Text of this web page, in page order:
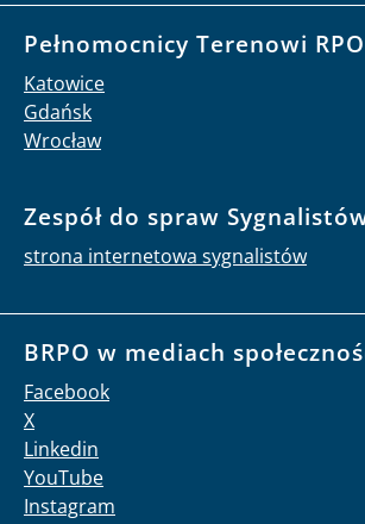
Pełnomocnicy Terenowi RPO
Katowice
Gdańsk
Wrocław
Zespół do spraw
strona internetowa sygnalistów
BRPO w mediach
Facebook
X
Linkedin
YouTube
Instagram